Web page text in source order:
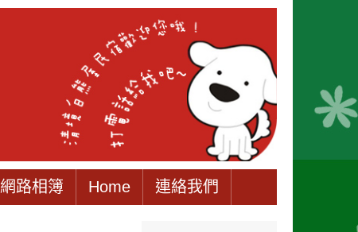
網路相簿 Home 連絡我們